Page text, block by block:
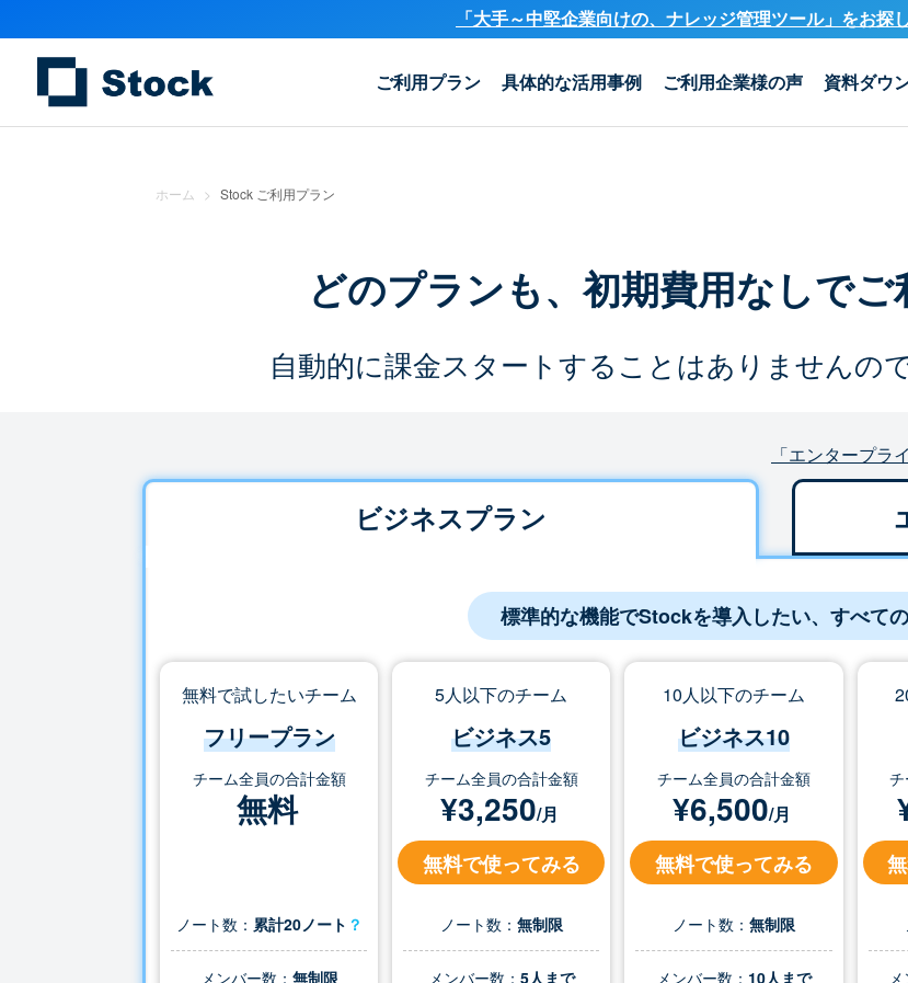
「大手～中堅企業向けの、ナレッジ管理ツール」をお探
ご利用プラン 具体的な活用事例 ご利用企業様の声 資料ダウ
ホーム > Stock ご利用プラン
どのプランも、初期費用なしでご
自動的に課金スタートすることはありませんの
「エンタープラ
ビジネスプラン
標準的な機能でStockを導入したい、すべて
無料で試したいチーム
フリープラン
チーム全員の合計金額
無料
ノート数： 累計20ノート ？
メンバー数： 無制限
5人以下のチーム
ビジネス5
チーム全員の合計金額
¥3,250/月
無料で使ってみる
ノート数： 無制限
メンバー数： 5人まで
10人以下のチーム
ビジネス10
チーム全員の合計金額
¥6,500/月
無料で使ってみる
ノート数： 無制限
メンバー数： 10人まで